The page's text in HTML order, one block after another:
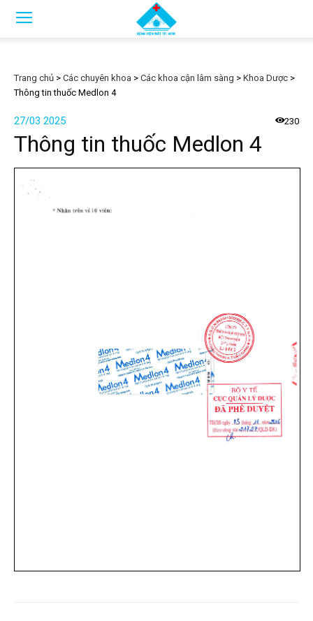
Trang chủ > Các chuyên khoa > Các khoa cận lâm sàng > Khoa Dược >
Thông tin thuốc Medlon 4
27/03 2025 230
Thông tin thuốc Medlon 4